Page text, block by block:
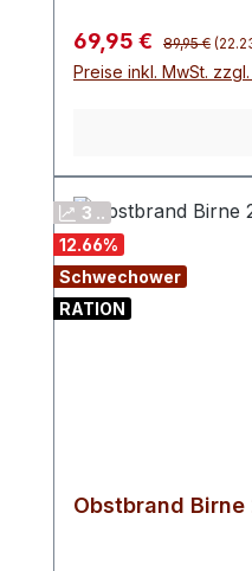
Verkaufspreis:
69,95 € Regulärer
89,95 €
Preise inkl. MwSt.
3 ..
12.66%
Schwechower
RATION
Obstbrand Birne